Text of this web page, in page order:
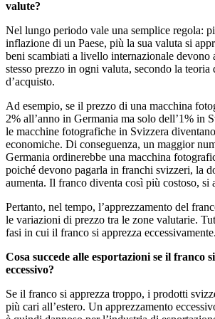
valute?
Nel lungo periodo vale una semplice regola:
inflazione di un Paese, più la sua valuta si
beni scambiati a livello internazionale devono
stesso prezzo in ogni valuta, secondo la teoria
d’acquisto.
Ad esempio, se il prezzo di una macchina
2% all’anno in Germania ma solo dell’1% in
le macchine fotografiche in Svizzera
economiche. Di conseguenza, un maggior
Germania ordinerebbe una macchina
poiché devono pagarla in franchi svizzeri, la
aumenta. Il franco diventa così più costoso, si
Pertanto, nel tempo, l’apprezzamento del
le variazioni di prezzo tra le zone valutarie.
fasi in cui il franco si apprezza eccessivamente.
Cosa succede alle esportazioni se il franco
eccessivo?
Se il franco si apprezza troppo, i prodotti
più cari all’estero. Un apprezzamento